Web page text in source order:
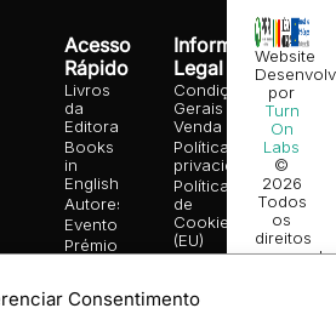
Consentimento
Bookshop
Acesso
Rápido
Livros
da
Editora
Books
in
English
Autores
Eventos
Prémio
Nós
Informação
Legal
Condições
Gerais de
Venda
Política de
privacidade
Política
de
Cookies
(EU)
Livro de
Eletrónico
Website
por
Turn
On
Labs
©
2026
Todos
os
direitos